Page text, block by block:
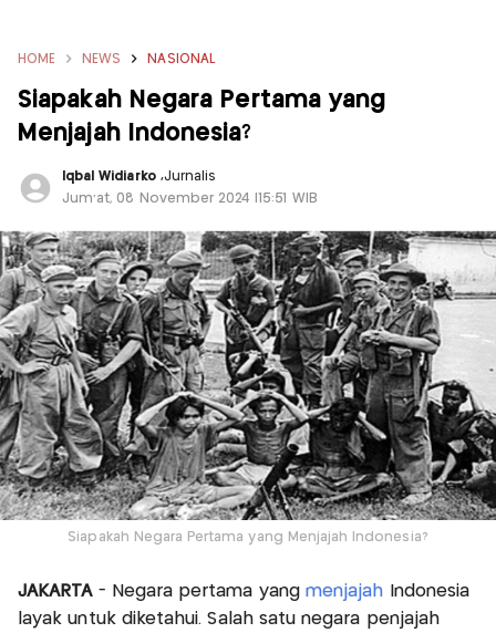
HOME NEWS NASIONAL
Siapakah Negara Pertama yang
Menjajah Indonesia?
Iqbal Widiarko ,Jurnalis
Jum'at, 08 November 2024 |15:51 WIB
Siapakah Negara Pertama yang Menjajah Indonesia?
JAKARTA - Negara pertama yang menjajah Indonesia
layak untuk diketahui. Salah satu negara penjajah